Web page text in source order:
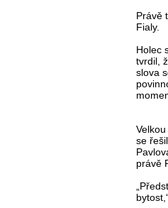
Právě
Fialy.
Holec
tvrdil,
slova
se
právě